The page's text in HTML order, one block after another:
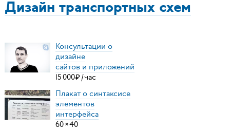
Дизайн транспортных схем
Консультации о
дизайне
сайтов и приложений
15000₽ /час
Плакат о синтаксисе
элементов
интерфейса
60×40